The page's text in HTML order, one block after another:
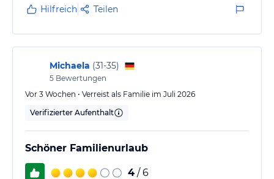
Hilfreich Teilen
Michaela (31-35)
5 Bewertungen
Vor 3 Wochen • Verreist als Familie im Juli 2026
Verifizierter Aufenthalt
Schöner Familienurlaub
4 / 6